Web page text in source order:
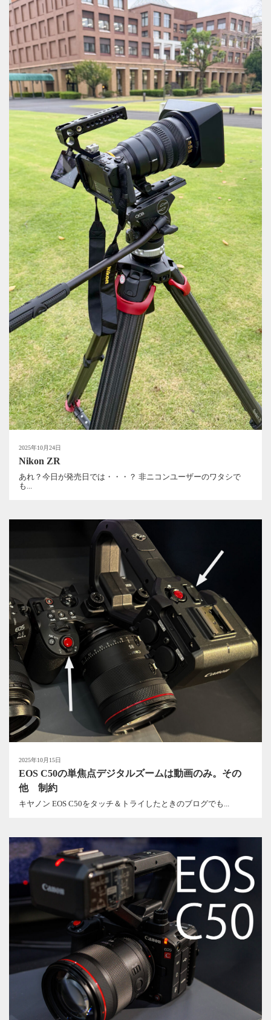
2025年10月24日
Nikon ZR
あれ？今日が発売日では・・・？ 非ニコンユーザーのワタシで
も...
2025年10月15日
EOS C50の単焦点デジタルズームは動画のみ。その
他 制約
キヤノン EOS C50をタッチ＆トライしたときのブログでも...